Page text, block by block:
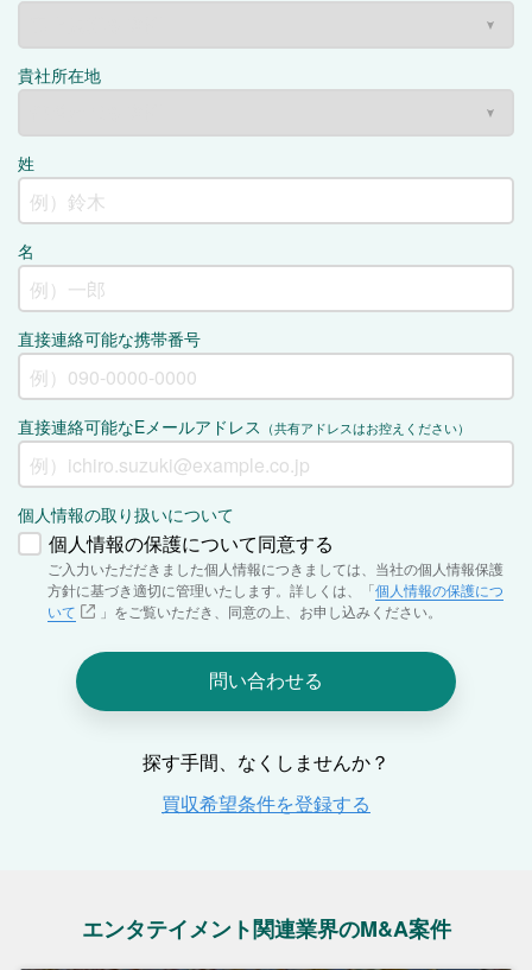
エンタテイメント関連業界のM&A案件